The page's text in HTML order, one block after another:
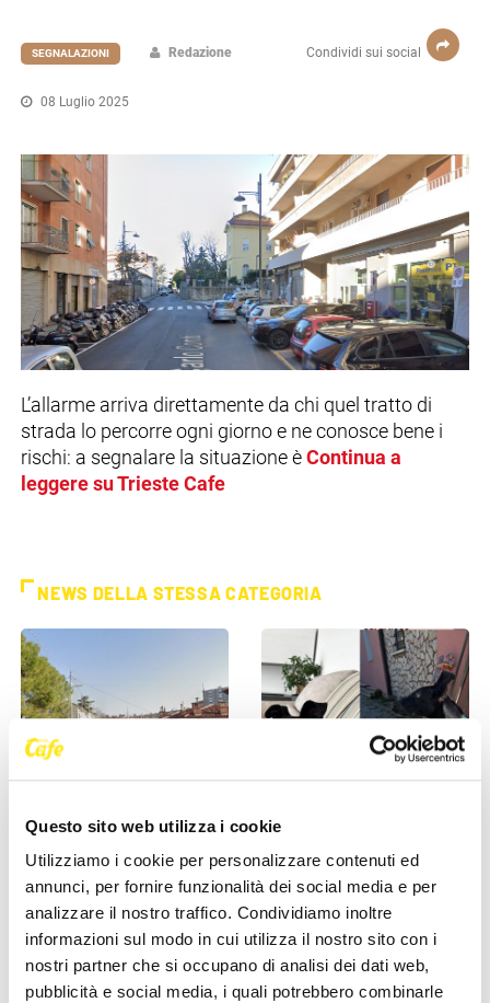
Questo sito web utilizza i cookie
Utilizziamo i cookie per personalizzare contenuti ed
annunci, per fornire funzionalità dei social media e per
analizzare il nostro traffico. Condividiamo inoltre
informazioni sul modo in cui utilizza il nostro sito con i
nostri partner che si occupano di analisi dei dati web,
pubblicità e social media, i quali potrebbero combinarle
Condividi sui social
SEGNALAZIONI Redazione
08 Luglio 2025
L’allarme arriva direttamente da chi quel tratto di
strada lo percorre ogni giorno e ne conosce bene i
rischi: a segnalare la situazione è Continua a
leggere su Trieste Cafe
NEWS DELLA STESSA CATEGORIA
Trieste, allarme viabilità in
via Costalunga: “Slalom tra
auto parcheggiate e [...]
25 Maggio 2026
Cane smarrito a Cattinara:
appello per ritrovare Dea
19 Maggio 2026